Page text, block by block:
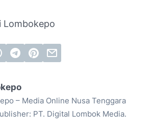
Lombokepo
– Media Online Nusa Tenggara
PT. Digital Lombok Media.